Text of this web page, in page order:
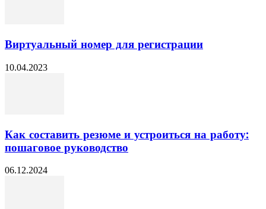
Виртуальный номер для регистрации
10.04.2023
Как составить резюме и устроиться на работу:
пошаговое руководство
06.12.2024